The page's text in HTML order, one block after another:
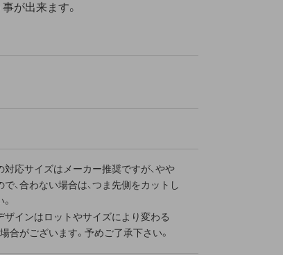
が出来ます。
応サイズはメーカー推奨ですが、やや
、合わない場合は、つま先側をカットし
インはロットやサイズにより変わる
合がございます。予めご了承下さい。